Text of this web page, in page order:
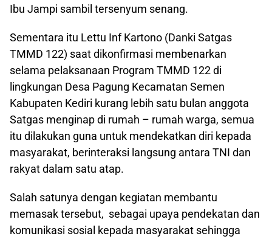
Ibu Jampi sambil tersenyum senang.
Sementara itu Lettu Inf Kartono (Danki Satgas
TMMD 122) saat dikonfirmasi membenarkan
selama pelaksanaan Program TMMD 122 di
lingkungan Desa Pagung Kecamatan Semen
Kabupaten Kediri kurang lebih satu bulan anggota
Satgas menginap di rumah – rumah warga, semua
itu dilakukan guna untuk mendekatkan diri kepada
masyarakat, berinteraksi langsung antara TNI dan
rakyat dalam satu atap.
Salah satunya dengan kegiatan membantu
memasak tersebut, sebagai upaya pendekatan dan
komunikasi sosial kepada masyarakat sehingga